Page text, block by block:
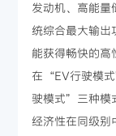
发动机、高能量
统综合最大输
能获得畅快的
在“EV行驶模
驶模式”三种模
经济性在同级别